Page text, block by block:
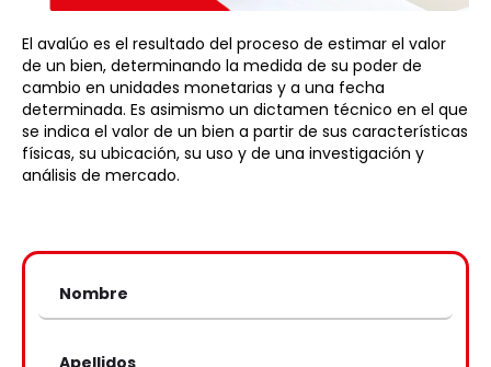
El avalúo es el resultado del proceso de estimar el valor
de un bien, determinando la medida de su poder de
cambio en unidades monetarias y a una fecha
determinada. Es asimismo un dictamen técnico en el que
se indica el valor de un bien a partir de sus características
físicas, su ubicación, su uso y de una investigación y
análisis de mercado.